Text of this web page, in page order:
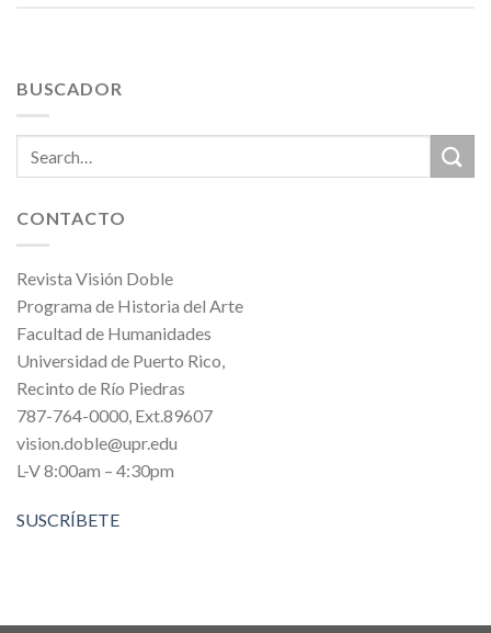
BUSCADOR
CONTACTO
Revista Visión Doble
Programa de Historia del Arte
Facultad de Humanidades
Universidad de Puerto Rico,
Recinto de Río Piedras
787-764-0000, Ext.89607
vision.doble@upr.edu
L-V 8:00am – 4:30pm
SUSCRÍBETE